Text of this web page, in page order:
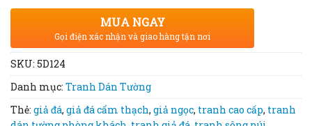
MUA NGAY
Gọi điện xác nhận và giao hàng tận nơi
SKU: 5D124
Danh mục: Tranh Dán Tường
Thẻ: giả đá, giả đá cẩm thạch, giả ngọc, tranh cao cấp, tranh